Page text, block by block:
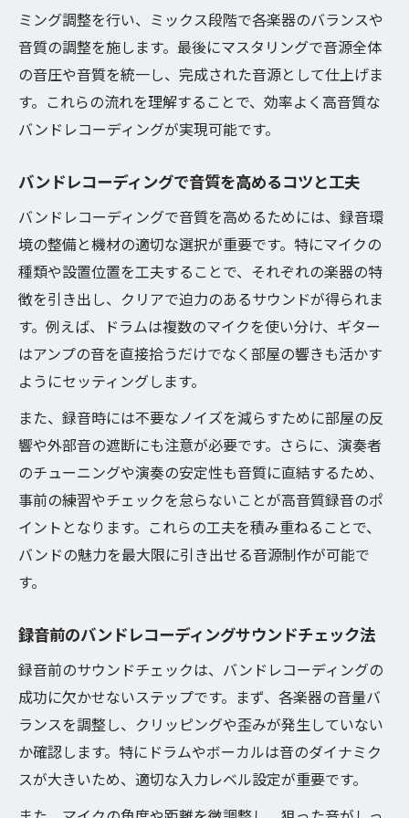
ミング調整を行い、ミックス段階で各楽器のバランスや
音質の調整を施します。最後にマスタリングで音源全体
の音圧や音質を統一し、完成された音源として仕上げま
す。これらの流れを理解することで、効率よく高音質な
バンドレコーディングが実現可能です。
バンドレコーディングで音質を高めるコツと工夫
バンドレコーディングで音質を高めるためには、録音環
境の整備と機材の適切な選択が重要です。特にマイクの
種類や設置位置を工夫することで、それぞれの楽器の特
徴を引き出し、クリアで迫力のあるサウンドが得られま
す。例えば、ドラムは複数のマイクを使い分け、ギター
はアンプの音を直接拾うだけでなく部屋の響きも活かす
ようにセッティングします。
また、録音時には不要なノイズを減らすために部屋の反
響や外部音の遮断にも注意が必要です。さらに、演奏者
のチューニングや演奏の安定性も音質に直結するため、
事前の練習やチェックを怠らないことが高音質録音のポ
イントとなります。これらの工夫を積み重ねることで、
バンドの魅力を最大限に引き出せる音源制作が可能で
す。
録音前のバンドレコーディングサウンドチェック法
録音前のサウンドチェックは、バンドレコーディングの
成功に欠かせないステップです。まず、各楽器の音量バ
ランスを調整し、クリッピングや歪みが発生していない
か確認します。特にドラムやボーカルは音のダイナミク
スが大きいため、適切な入力レベル設定が重要です。